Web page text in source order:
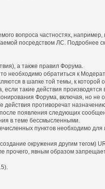
вопроса частностях,
посредством ЛС. Подробнее
а также правил Форума.
необходимо обратиться к
в шапке той темы, к которой
такие действия производятся
Форума, включая, но не
противоречат
появления следующих
в теме бессмысленными.
пунктов необходимо
окружения другим тегом)
явным образом